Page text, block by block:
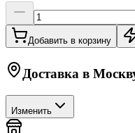
Добавить в корзину
Доставка в
Изменить